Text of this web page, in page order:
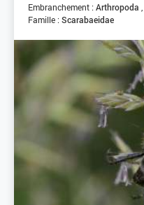
Embranchement : Arthropoda
Famille : Scarabaeidae